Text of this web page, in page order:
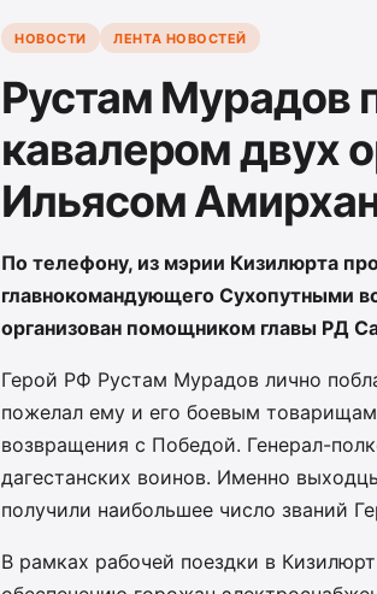
НОВОСТИ ЛЕНТА НОВОСТЕЙ
Рустам Мурадов
кавалером двух
Ильясом
По телефону, из мэрии Кизилюрта
главнокомандующего Сухопутными
организован помощником главы РД
Герой РФ Рустам Мурадов лично
пожелал ему и его боевым
возвращения с Победой. Генерал-
дагестанских воинов. Именно
получили наибольшее число званий
В рамках рабочей поездки в